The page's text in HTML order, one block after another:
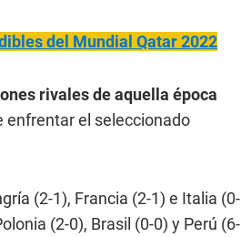
del Mundial Qatar 2022
rivales de aquella época
enfrentar el seleccionado
(2-1), Francia (2-1) e Italia (0-
(2-0), Brasil (0-0) y Perú (6-